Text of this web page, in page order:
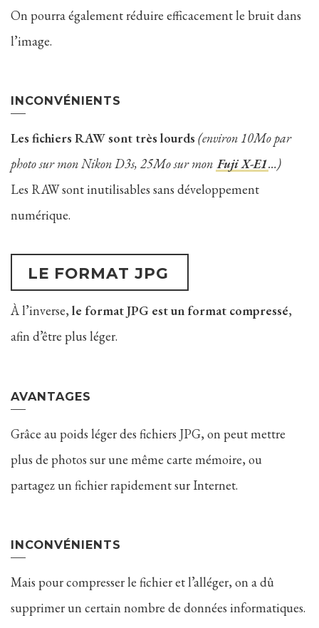
On pourra également réduire efficacement le bruit dans
l’image.
INCONVÉNIENTS
Les fichiers RAW sont très lourds(environ 10Mo par
photo sur mon Nikon D3s, 25Mo sur mon Fuji X-E1…)
Les RAW sont inutilisables sans développement
numérique.
LE FORMAT JPG
À l’inverse, le format JPG est un format compressé,
afin d’être plus léger.
AVANTAGES
Grâce au poids léger des fichiers JPG, on peut mettre
plus de photos sur une même carte mémoire, ou
partagez un fichier rapidement sur Internet.
INCONVÉNIENTS
Mais pour compresser le fichier et l’alléger, on a dû
supprimer un certain nombre de données informatiques.